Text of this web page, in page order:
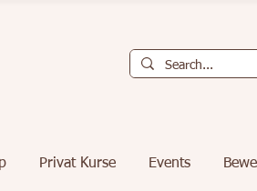
Privat Kurse Events